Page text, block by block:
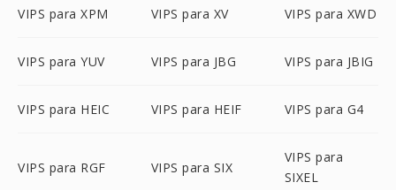
VIPS para XPM VIPS para XV VIPS para XWD
VIPS para YUV VIPS para JBG VIPS para JBIG
VIPS para HEIC VIPS para HEIF VIPS para G4
VIPS para RGF VIPS para SIX
VIPS para
SIXEL